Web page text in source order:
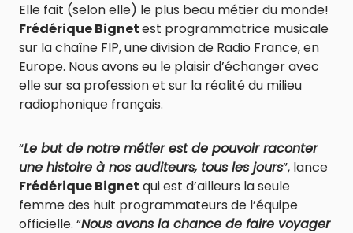
Elle fait (selon elle) le plus beau métier du monde!
Frédérique Bignetest programmatrice musicale
sur la chaîne FIP, une division de Radio France, en
Europe. Nous avons eu le plaisir d’échanger avec
elle sur sa profession et sur la réalité du milieu
radiophonique français.
“Le but de notre métier est de pouvoir raconter
une histoire à nos auditeurs, tous les jours”, lance
Frédérique Bignet qui est d’ailleurs la seule
femme des huit programmateurs de l’équipe
officielle. “Nous avons la chance de faire voyager